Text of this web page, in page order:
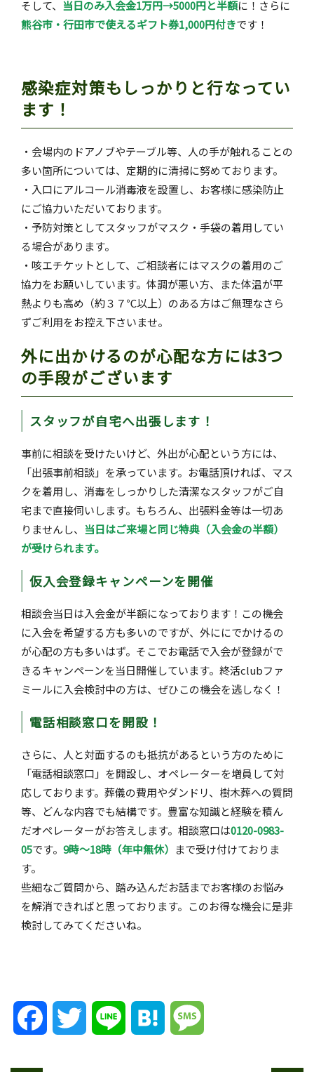
そして、 当日のみ入会金1万円→5000円と半額に！さらに
熊谷市・行田市で使えるギフト券1,000円付きです！
感染症対策もしっかりと行なってい
ます！
・会場内のドアノブやテーブル等、人の手が触れることの
多い箇所については、定期的に清掃に努めております。
・入口にアルコール消毒液を設置し、お客様に感染防止
にご協力いただいております。
・予防対策としてスタッフがマスク・手袋の着用してい
る場合があります。
・咳エチケットとして、ご相談者にはマスクの着用のご
協力をお願いしています。体調が悪い方、また体温が平
熱よりも高め（約３７℃以上）のある方はご無理なさら
ずご利用をお控え下さいませ。
外に出かけるのが心配な方には3つ
の手段がございます
スタッフが自宅へ出張します！
事前に相談を受けたいけど、外出が心配という方には、
「出張事前相談」を承っています。お電話頂ければ、マス
クを着用し、消毒をしっかりした清潔なスタッフがご自
宅まで直接伺いします。もちろん、出張料金等は一切あ
りませんし、 当日はご来場と同じ特典（入会金の半額）
が受けられます。
仮入会登録キャンペーンを開催
相談会当日は入会金が半額になっております！この機会
に入会を希望する方も多いのですが、外ににでかけるの
が心配の方も多いはず。そこでお電話で入会が登録がで
きるキャンペーンを当日開催しています。終活clubファ
ミールに入会検討中の方は、ぜひこの機会を逃しなく！
電話相談窓口を開設！
さらに、人と対面するのも抵抗があるという方のために
「電話相談窓口」を開設し、オペレーターを増員して対
応しております。葬儀の費用やダンドリ、樹木葬への質問
等、どんな内容でも結構です。豊富な知識と経験を積ん
だオペレーターがお答えします。相談窓口は0120-0983-
05です。 9時〜18時（年中無休） まで受け付けておりま
す。
些細なご質問から、踏み込んだお話までお客様のお悩み
を解消できればと思っております。このお得な機会に是非
検討してみてくださいね。
FacebookTwitter Line Hatena